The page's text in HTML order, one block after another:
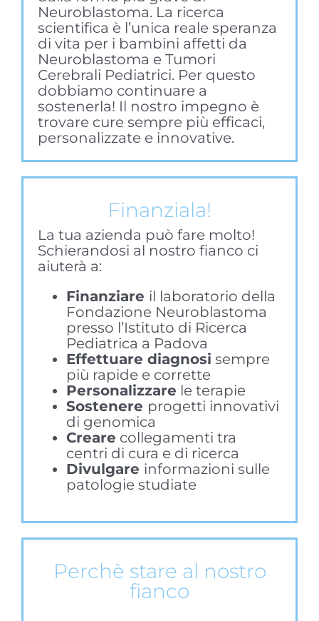
Neuroblastoma. La ricerca
scientifica è l’unica reale speranza
di vita per i bambini affetti da
Neuroblastoma e Tumori
Cerebrali Pediatrici. Per questo
dobbiamo continuare a
sostenerla! Il nostro impegno è
trovare cure sempre più efficaci,
personalizzate e innovative.
Finanziala!
La tua azienda può fare molto!
Schierandosi al nostro fianco ci
aiuterà a:
Finanziare il laboratorio della
Fondazione Neuroblastoma
presso l’Istituto di Ricerca
Pediatrica a Padova
Effettuare diagnosi sempre
più rapide e corrette
Personalizzare le terapie
Sostenere progetti innovativi
di genomica
Creare collegamenti tra
centri di cura e di ricerca
Divulgare informazioni sulle
patologie studiate
Perchè stare al nostro
fianco